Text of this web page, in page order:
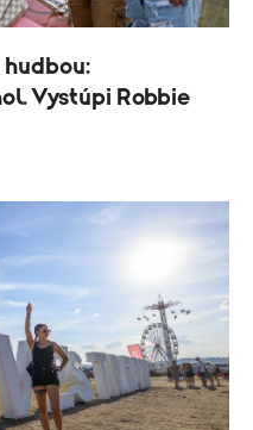
hudbou:
Vystúpi Robbie